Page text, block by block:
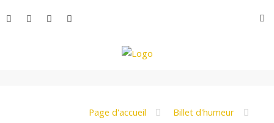
au
Page d'accueil
Billet d'humeur